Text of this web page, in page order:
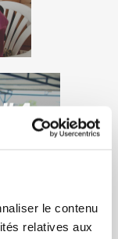
le contenu
relatives aux